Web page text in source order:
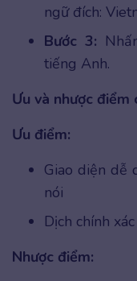
ngữ đích:
Bước 3:
tiếng Anh.
Ưu và nhược điểm
Ưu điểm:
Giao diện dễ
nói
Dịch chính
Nhược điểm: